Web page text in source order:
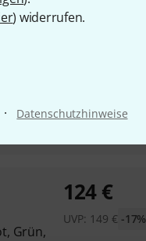
) widerrufen.
· Datenschutzhinweise
Grün,
124 €
UVP: 149 € -17%